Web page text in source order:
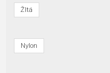
Žltá
Nylon